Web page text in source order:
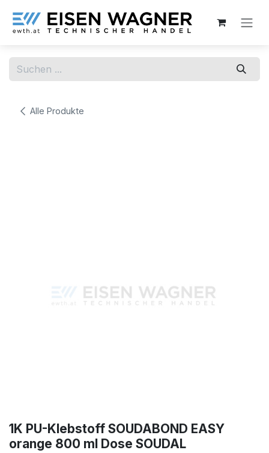
Alle Produkte
1K PU-Klebstoff SOUDABOND EASY
orange 800 ml Dose SOUDAL